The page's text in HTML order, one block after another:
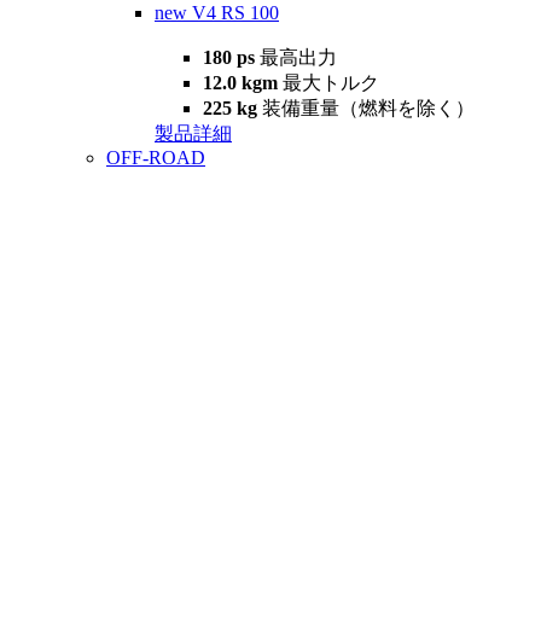
new V4 RS 100
180 ps 最高出力
12.0 kgm 最大トルク
225 kg 装備重量（燃料を除く）
製品詳細
OFF-ROAD